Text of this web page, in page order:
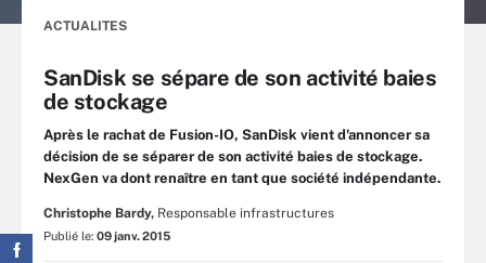
ACTUALITES
SanDisk se sépare de son activité baies
de stockage
Après le rachat de Fusion-IO, SanDisk vient d'annoncer sa
décision de se séparer de son activité baies de stockage.
NexGen va dont renaître en tant que société indépendante.
Christophe Bardy, Responsable infrastructures
Publié le: 09 janv. 2015